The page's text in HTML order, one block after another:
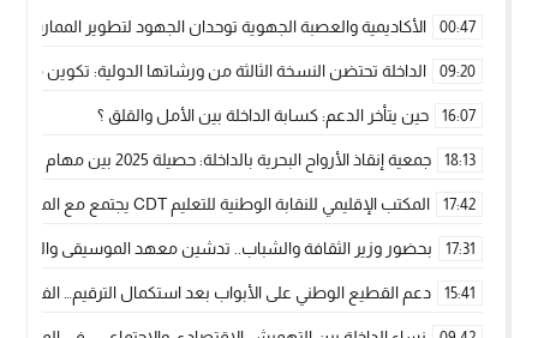
00:47 الأكاديمية والعصبة الجهوية توحدان الجهود لتطوير الممارسة
09:20 الداخلة تحتضن النسخة الثالثة من ورشاتها الدولية: تكوين
16:07 حين يتأخر الدعم: كسابة الداخلة بين الأمل والقلق ؟
18:13 جمعية إنقاذ الأرواح البحرية بالداخلة: حصيلة 2025 بين مهام الإنقاذ ومشروع “دار البحار”
17:42 المكتب الإقليمي للنقابة الوطنية للتعليم CDT يجتمع مع المدير الإقليمي لمناقشة ملفات جوهرية لنساء ورجال التعليم
17:31 بحضور وزير الثقافة والشباب.. تدشين معهد الموسيقى والفنون
15:41 دعم القطيع الوطني على الأبواب بعد استكمال الترقيم…